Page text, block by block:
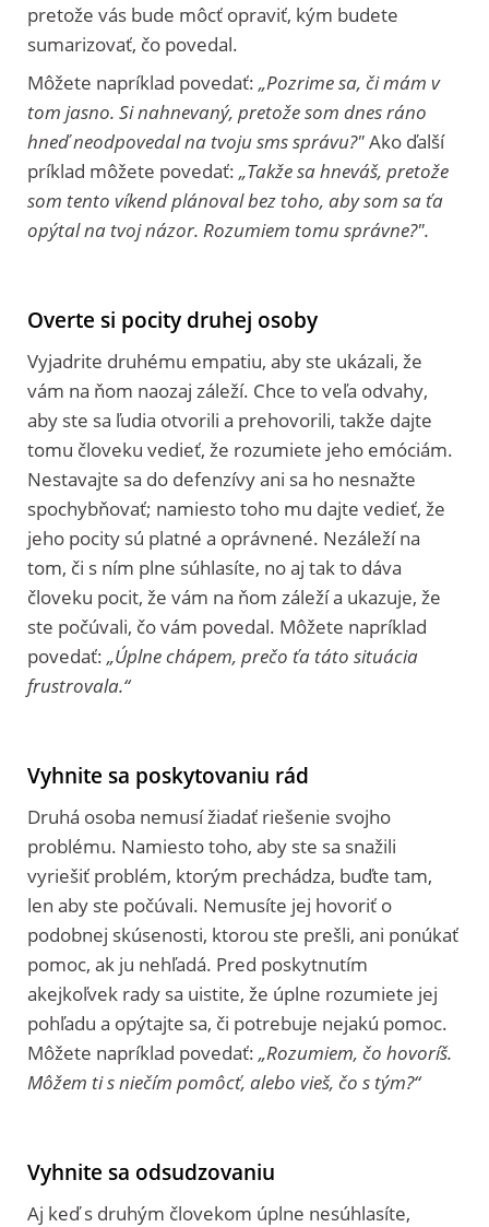
pretože vás bude môcť opraviť, kým budete
sumarizovať, čo povedal.
Môžete napríklad povedať: „Pozrime sa, či mám v
tom jasno. Si nahnevaný, pretože som dnes ráno
hneď neodpovedal na tvoju sms správu?"Ako ďalší
príklad môžete povedať: „Takže sa hneváš, pretože
som tento víkend plánoval bez toho, aby som sa ťa
opýtal na tvoj názor. Rozumiem tomu správne?".
Overte si pocity druhej osoby
Vyjadrite druhému empatiu, aby ste ukázali, že
vám na ňom naozaj záleží. Chce to veľa odvahy,
aby ste sa ľudia otvorili a prehovorili, takže dajte
tomu človeku vedieť, že rozumiete jeho emóciám.
Nestavajte sa do defenzívy ani sa ho nesnažte
spochybňovať; namiesto toho mu dajte vedieť, že
jeho pocity sú platné a oprávnené. Nezáleží na
tom, či s ním plne súhlasíte, no aj tak to dáva
človeku pocit, že vám na ňom záleží a ukazuje, že
ste počúvali, čo vám povedal. Môžete napríklad
povedať: „Úplne chápem, prečo ťa táto situácia
frustrovala.“
Vyhnite sa poskytovaniu rád
Druhá osoba nemusí žiadať riešenie svojho
problému. Namiesto toho, aby ste sa snažili
vyriešiť problém, ktorým prechádza, buďte tam,
len aby ste počúvali. Nemusíte jej hovoriť o
podobnej skúsenosti, ktorou ste prešli, ani ponúkať
pomoc, ak ju nehľadá. Pred poskytnutím
akejkoľvek rady sa uistite, že úplne rozumiete jej
pohľadu a opýtajte sa, či potrebuje nejakú pomoc.
Môžete napríklad povedať: „Rozumiem, čo hovoríš.
Môžem ti s niečím pomôcť, alebo vieš, čo s tým?“
Vyhnite sa odsudzovaniu
Aj keď s druhým človekom úplne nesúhlasíte,